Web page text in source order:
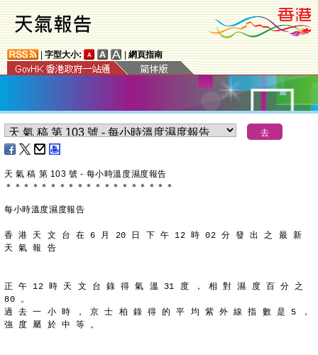
字型大小: 網頁指南
天 氣 稿 第 103 號 - 每小時溫度濕度報告
＊ ＊ ＊ ＊ ＊ ＊ ＊ ＊ ＊ ＊ ＊ ＊ ＊ ＊ ＊ ＊ ＊ ＊ ＊
每小時溫度濕度報告
香 港 天 文 台 在 6 月 20 日 下 午 12 時 02 分 發 出 之 最 新
天 氣 報 告
正 午 12 時 天 文 台 錄 得 氣 溫 31 度 ， 相 對 濕 度 百 分 之
80 。
過 去 一 小 時 ， 京 士 柏 錄 得 的 平 均 紫 外 線 指 數 是 5 ，
強 度 屬 於 中 等 。